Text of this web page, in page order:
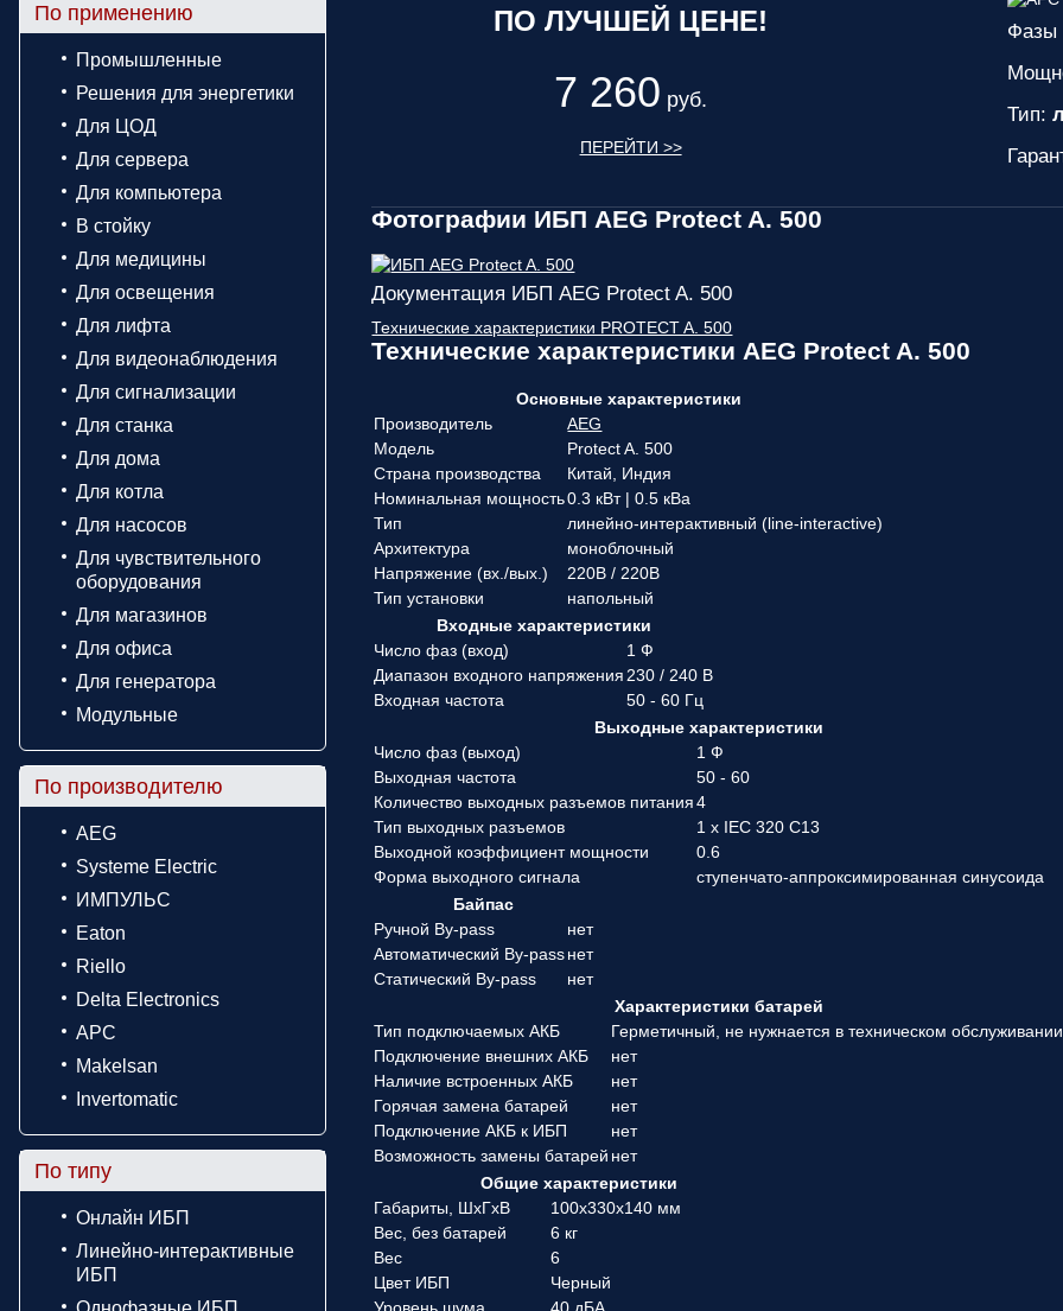
По применению
Промышленные
Решения для энергетики
Для ЦОД
Для сервера
Для компьютера
В стойку
Для медицины
Для освещения
Для лифта
Для видеонаблюдения
Для сигнализации
Для станка
Для дома
Для котла
Для насосов
Для чувствительного
оборудования
Для магазинов
Для офиса
Для генератора
Модульные
По производителю
AEG
Systeme Electric
ИМПУЛЬС
Eaton
Riello
Delta Electronics
APC
Makelsan
Invertomatic
По типу
Онлайн ИБП
Линейно-интерактивные
ИБП
ПО ЛУЧШЕЙ ЦЕНЕ!
7 260 руб.
ПЕРЕЙТИ >>
Фазы
Тип:
Фотографии ИБП AEG Protect A. 500
Документация ИБП AEG Protect A. 500
Технические характеристики PROTECT A. 500
Технические характеристики AEG Protect A. 500
Основные характеристики
Производитель
AEG
Модель
Protect A. 500
Страна производства
Китай, Индия
Номинальная мощность0.3 кВт | 0.5 кВа
Тип
линейно-интерактивный (line-interactive)
Архитектура
моноблочный
Напряжение (вx./вых.)
220В / 220В
Тип установки
напольный
Входные характеристики
Число фаз (вход)
1 Ф
Диапазон входного напряжения 230 / 240 В
Входная частота
50 - 60 Гц
Выходные характеристики
Число фаз (выход)
1 Ф
Выходная частота
50 - 60
Количество выходных разъемов питания 4
Тип выходных разъемов
1 x IEC 320 C13
Выходной коэффициент мощности
0.6
Форма выходного сигнала
ступенчато-аппроксимированная синусоида
Байпас
Ручной By-pass
нет
Автоматический By-passнет
Статический By-pass
нет
Характеристики батарей
Тип подключаемых АКБ
Герметичный, не нужнается в техническом обслуживании
Подключение внешних АКБ
нет
Наличие встроенных АКБ
нет
Горячая замена батарей
нет
Подключение АКБ к ИБП
нет
Возможность замены батарей нет
Общие характеристики
Габариты, ШхГхВ
100х330х140 мм
Вес, без батарей
6 кг
Вес
6
Цвет ИБП
Черный